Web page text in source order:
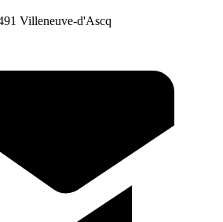
Villeneuve-d'Ascq